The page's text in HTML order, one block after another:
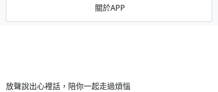
關於APP
放聲說出心裡話，陪你一起走過煩惱